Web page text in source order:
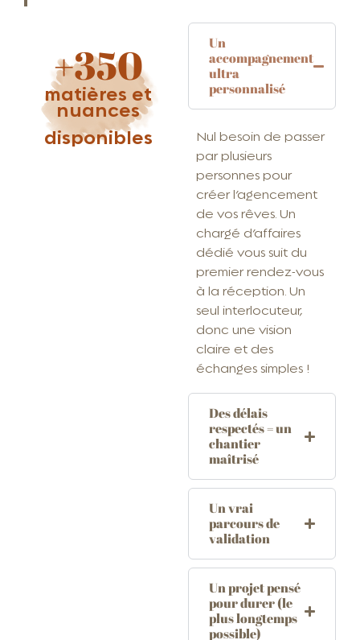
+350
matières et
nuances
disponibles
Un
accompagnement
ultra
personnalisé
Nul besoin de passer
par plusieurs
personnes pour
créer l’agencement
de vos rêves. Un
chargé d’affaires
dédié vous suit du
premier rendez-vous
à la réception. Un
seul interlocuteur,
donc une vision
claire et des
échanges simples !
Des délais
respectés = un
chantier
maîtrisé
Un vrai
parcours de
validation
Un projet pensé
pour durer (le
plus longtemps
possible)